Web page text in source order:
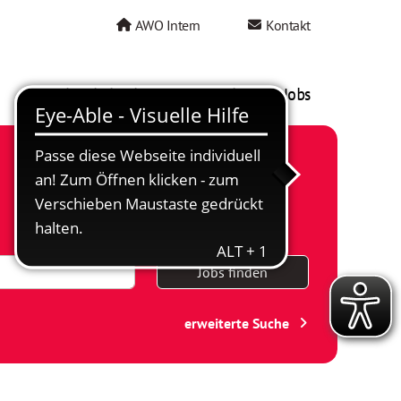
AWO Intern Kontakt
AWO als Arbeitgeber Mein AWO Jobs
Jobs finden
erweiterte Suche